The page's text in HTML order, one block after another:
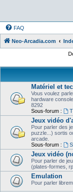
FAQ
Neo-Arcadia.com
Matériel et
Vous voulez
hardware
8292
Sous-forum :
Jeux vidéo
Pour parler des
puzzle...) sortis
arcade.
Sous-forum :
Jeux vidéo
Pour parler de
(plates-formes,
Emulation
Pour parler